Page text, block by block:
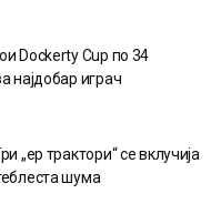
Dockerty Cup по 34
најдобар играч
„ер трактори“ се вклучија
шума